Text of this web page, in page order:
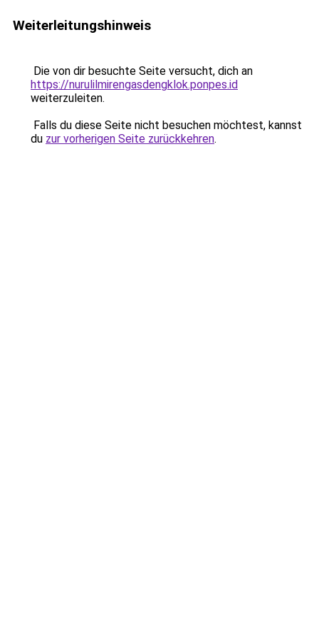
Weiterleitungshinweis
Die von dir besuchte Seite versucht, dich an
https://nurulilmirengasdengklok.ponpes.id
weiterzuleiten.
Falls du diese Seite nicht besuchen möchtest, kannst
du zur vorherigen Seite zurückkehren.